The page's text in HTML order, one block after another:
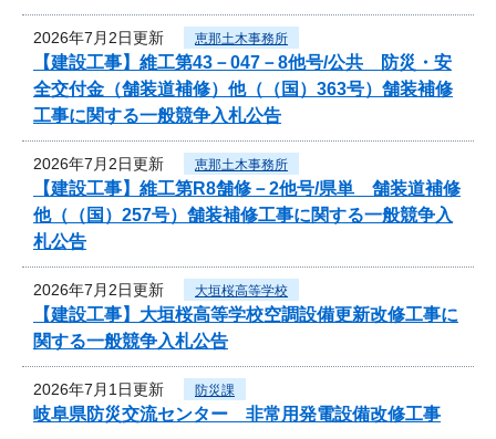
2026年7月2日更新 恵那土木事務所
【建設工事】維工第43－047－8他号/公共 防災・安
全交付金（舗装道補修）他（（国）363号）舗装補修
工事に関する一般競争入札公告
2026年7月2日更新 恵那土木事務所
【建設工事】維工第R8舗修－2他号/県単 舗装道補修
他（（国）257号）舗装補修工事に関する一般競争入
札公告
2026年7月2日更新 大垣桜高等学校
【建設工事】大垣桜高等学校空調設備更新改修工事に
関する一般競争入札公告
2026年7月1日更新 防災課
岐阜県防災交流センター 非常用発電設備改修工事